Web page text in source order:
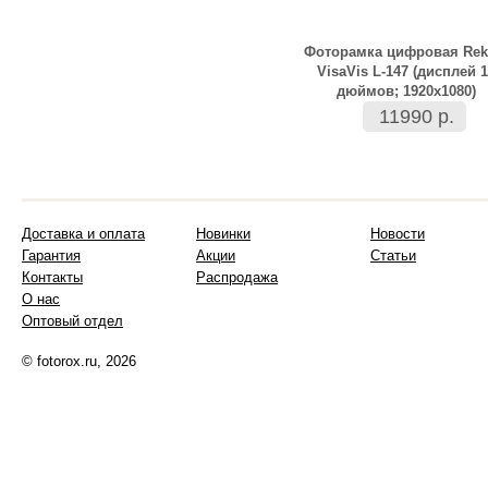
Фоторамка цифровая
VisaVis L-147 (дисплей
дюймов; 1920х1080)
11990 р.
Доставка и оплата
Гарантия
Контакты
О нас
Оптовый отдел
Новинки
Акции
Распродажа
Новости
Статьи
© fotorox.ru, 2026